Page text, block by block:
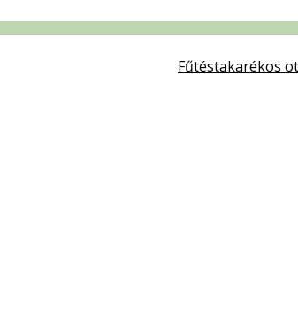
Fűtéstakarékos